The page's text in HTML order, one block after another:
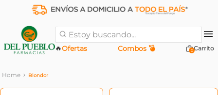
Estoy buscando...
Ofertas
🔥 Combos 💣 0
Blondor